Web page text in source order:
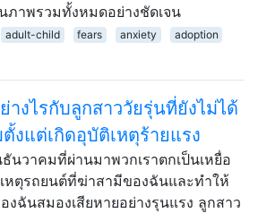
ภาพรวมทั้งหมดอย่างชัดเจน
adult-child fears anxiety
adoption
างไรกับลูกสาววัยรุ่นที่ยังไม่ได้
งแต่เกิดอุบัติเหตุร้ายแรง
ธันวาคมที่ผ่านมาพวกเราตกเป็นเหยื่อ
หตุรถยนต์ที่ฆ่าสามีของฉันและทำให้
งฉันสมองเสียหายอย่างรุนแรง ลูกสาว